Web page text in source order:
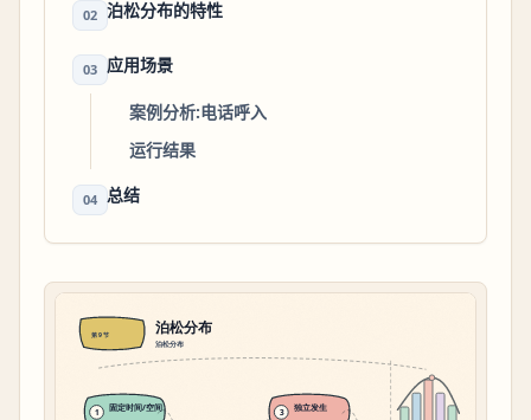
02 泊松分布的特性
03 应用场景
案例分析:电话呼入
运行结果
04 总结